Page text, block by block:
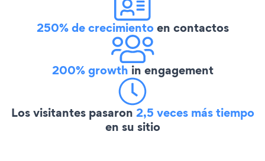
250% de crecimientoen contactos
200% growth in engagement
Los visitantes pasaron 2,5 veces más tiempo
en su sitio